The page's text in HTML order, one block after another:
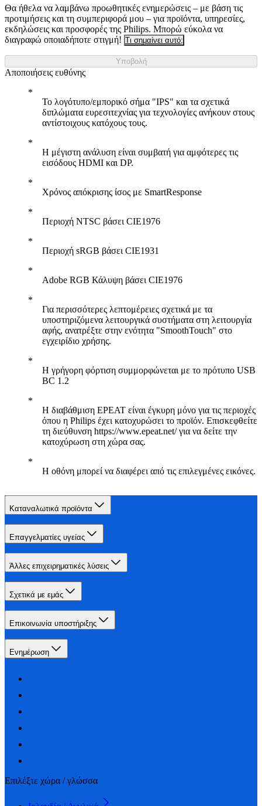
Θα ήθελα να λαμβάνω προωθητικές ενημερώσεις – με βάση τις
προτιμήσεις και τη συμπεριφορά μου – για προϊόντα, υπηρεσίες,
εκδηλώσεις και προσφορές της Philips. Μπορώ εύκολα να
διαγραφώ οποιαδήποτε στιγμή! Τι σημαίνει αυτό;
Υποβολή
Αποποιήσεις ευθύνης
Το λογότυπο/εμπορικό σήμα "IPS" και τα σχετικά
διπλώματα ευρεσιτεχνίας για τεχνολογίες ανήκουν στους
αντίστοιχους κατόχους τους.
Η μέγιστη ανάλυση είναι συμβατή για αμφότερες τις
εισόδους HDMI και DP.
Χρόνος απόκρισης ίσος με SmartResponse
Περιοχή NTSC βάσει CIE1976
Περιοχή sRGB βάσει CIE1931
Adobe RGB Κάλυψη βάσει CIE1976
Για περισσότερες λεπτομέρειες σχετικά με τα
υποστηριζόμενα λειτουργικά συστήματα στη λειτουργία
αφής, ανατρέξτε στην ενότητα "SmoothTouch" στο
εγχειρίδιο χρήσης.
Η γρήγορη φόρτιση συμμορφώνεται με το πρότυπο USB
BC 1.2
Η διαβάθμιση EPEAT είναι έγκυρη μόνο για τις περιοχές
όπου η Philips έχει κατοχυρώσει το προϊόν. Επισκεφθείτε
τη διεύθυνση https://www.epeat.net/ για να δείτε την
κατοχύρωση στη χώρα σας.
Η οθόνη μπορεί να διαφέρει από τις επιλεγμένες εικόνες.
Καταναλωτικά προϊόντα
Επαγγελματίες υγείας
Άλλες επιχειρηματικές λύσεις
Σχετικά με εμάς
Επικοινωνία υποστήριξης
Ενημέρωση
Επιλέξτε χώρα / γλώσσα